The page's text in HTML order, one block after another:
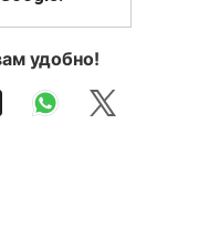
удобно!